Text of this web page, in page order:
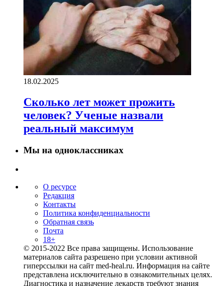
18.02.2025
Сколько лет может прожить
человек? Ученые назвали
реальный максимум
Мы на одноклассниках
О ресурсе
Редакция
Контакты
Политика конфиденциальности
Обратная связь
Почта
18+
© 2015-2022 Все права защищены. Использование
материалов сайта разрешено при условии активной
гиперссылки на сайт med-heal.ru. Информация на сайте
представлена исключительно в ознакомительных целях.
Диагностика и назначение лекарств требуют знания